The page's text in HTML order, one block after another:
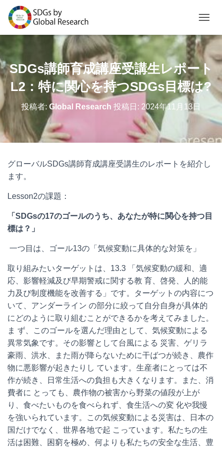
SDGs講師育成講座受講生レポート
L2：特に関心を持つSDGs目標は?
投稿者: Global Research 投稿日: 2024年11月13日
グローバルSDGs講師育成講座受講生のレポートを紹介し
ます。
Lesson2の課題：
「SDGsの17のゴールのうち、あなたが特に関心を持つ目
標は？」
一つ目は、ゴール13の「気候変動に具体的な対策を」
取り組みたいターゲットは、 13.3
「気候変動の緩和、適
応、 影響軽減及び早期警戒に関する教 育
啓発、人的能
力及び制度機能を改善する 」です。ターゲットの内容につ
いて、アンダーライン の部分に絞って自分自身が具体的
にどのように取り組むことができるかを考えてみました。
ま ず、このゴールを選んだ理由として、気候変動による
異常気象です。その影響として台風による 災害、ゲリラ
豪雨、洪水、また雨が降らないために干ばつが続き、農作
物に悪影響が起きたりし ています。生産者にとっては不
作が続き、日常生活への負担も大きくなります。また、消
費者に とっても、農作物の被害から野菜の値段が上が
り、食べたいものを食べられず、食生活への変 化や我慢
を強いられています。この気候変動による災害は、日本の
国だけでなく、世界各地で起 こっています。私たちの生
活は困難、困窮を極め、何よりも私たちの安全な生活、豊